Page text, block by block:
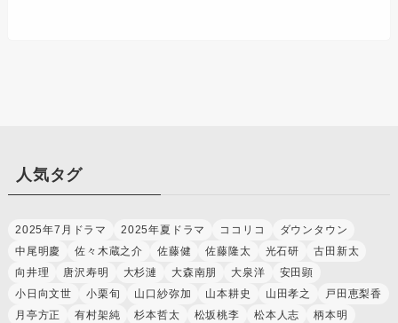
人気タグ
2025年7月ドラマ 2025年夏ドラマ ココリコ
ダウンタウン
中尾明慶
佐々木蔵之介 佐藤健 佐藤隆太 光石研
古田新太
向井理
唐沢寿明 大杉漣 大森南朋 大泉洋
安田顕
小日向文世
小栗旬 山口紗弥加 山本耕史 山田孝之
戸田恵梨香
月亭方正
有村架純 杉本哲太 松坂桃李 松本人志
柄本明